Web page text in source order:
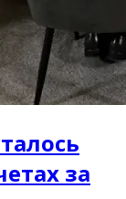
за